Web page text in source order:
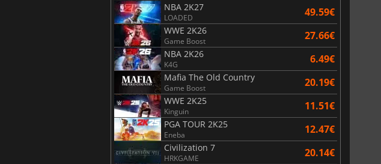
NBA 2K27
LOADED 49.59€
WWE 2K26
Game Boost 27.66€
NBA 2K26
K4G 6.49€
Mafia The Old Country
Game Boost 20.19€
WWE 2K25
Kinguin 11.51€
PGA TOUR 2K25
Eneba 12.47€
Civilization 7
HRKGAME 20.14€